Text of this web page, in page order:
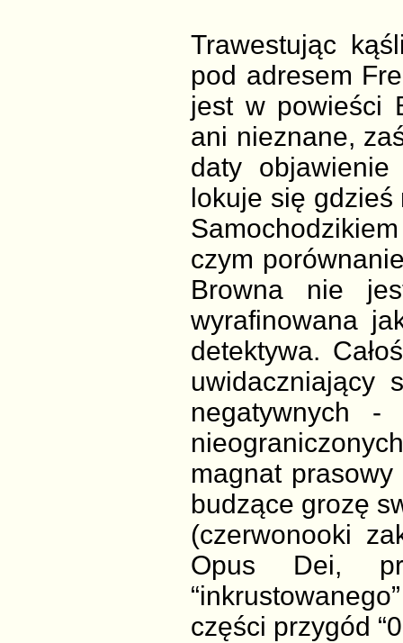
Trawestując
pod adresem
jest w powieści
ani nieznane,
daty
lokuje się gdzieś
czym
Browna nie
wyrafinowana
detektywa.
uwidaczniający
negatywnych
magnat
budzące grozę
(czerwonooki
Opus Dei,
części przygód